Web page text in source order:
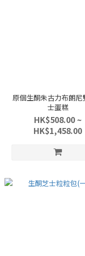
原個生酮朱古力布朗尼
士蛋糕
HK$508.00 ~
HK$1,458.00